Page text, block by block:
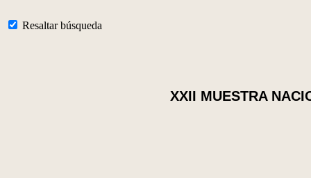
Resaltar búsqueda
XXII MUESTRA